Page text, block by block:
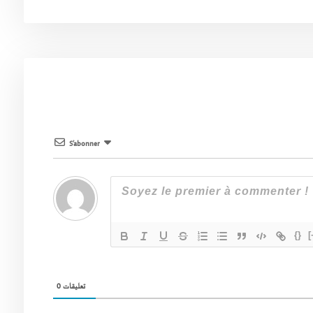
S’abonner
{}
0تعليقات